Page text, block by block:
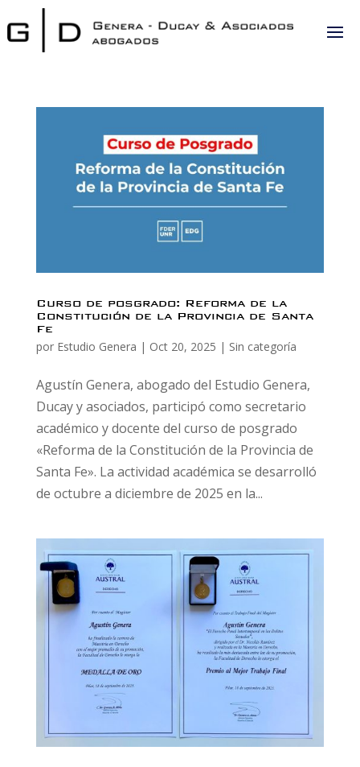
Curso de posgrado: Reforma de la
Constitución de la Provincia de Santa
Fe
por Estudio Genera | Oct 20, 2025 | Sin categoría
Agustín Genera, abogado del Estudio Genera,
Ducay y asociados, participó como secretario
académico y docente del curso de posgrado
«Reforma de la Constitución de la Provincia de
Santa Fe». La actividad académica se desarrolló
de octubre a diciembre de 2025 en la...